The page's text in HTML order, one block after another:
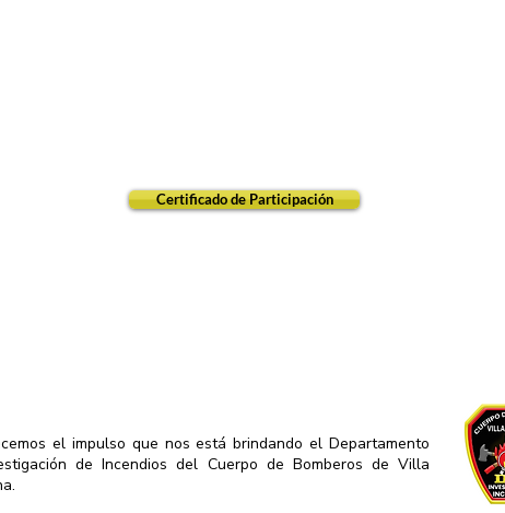
Certificado de Participación
el impulso que nos está brindando el Departamento
de Incendios del Cuerpo de Bomberos de Villa